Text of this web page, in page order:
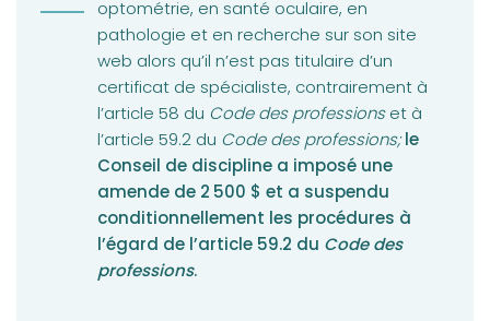
optométrie, en santé oculaire, en
pathologie et en recherche sur son site
web alors qu’il n’est pas titulaire d’un
certificat de spécialiste, contrairement à
l’article 58 du Code des professionset à
l’article 59.2 du Code des professions; le
Conseil de discipline a imposé une
amende de 2 500 $ et a suspendu
conditionnellement les procédures à
l’égard de l’article 59.2 du Code des
professions.